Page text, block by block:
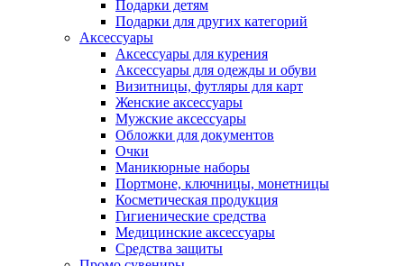
Подарки детям
Подарки для других категорий
Аксессуары
Аксессуары для курения
Аксессуары для одежды и обуви
Визитницы, футляры для карт
Женские аксессуары
Мужские аксессуары
Обложки для документов
Очки
Маникюрные наборы
Портмоне, ключницы, монетницы
Косметическая продукция
Гигиенические средства
Медицинские аксессуары
Средства защиты